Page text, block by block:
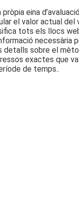
eina
el valor actual del
tots els llocs
necessària
detalls sobre el
exactes que
de temps..